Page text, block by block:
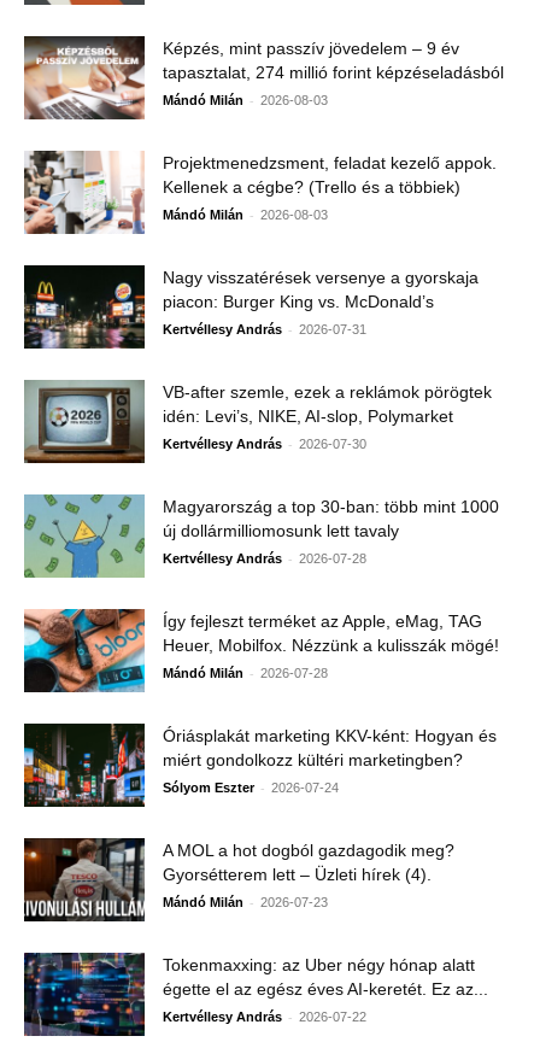
Képzés, mint passzív jövedelem – 9 év
tapasztalat, 274 millió forint képzéseladásból
Mándó Milán - 2026-08-03
Projektmenedzsment, feladat kezelő appok.
Kellenek a cégbe? (Trello és a többiek)
Mándó Milán - 2026-08-03
Nagy visszatérések versenye a gyorskaja
piacon: Burger King vs. McDonald’s
Kertvéllesy András - 2026-07-31
VB-after szemle, ezek a reklámok pörögtek
idén: Levi’s, NIKE, AI-slop, Polymarket
Kertvéllesy András - 2026-07-30
Magyarország a top 30-ban: több mint 1000
új dollármilliomosunk lett tavaly
Kertvéllesy András - 2026-07-28
Így fejleszt terméket az Apple, eMag, TAG
Heuer, Mobilfox. Nézzünk a kulisszák mögé!
Mándó Milán - 2026-07-28
Óriásplakát marketing KKV-ként: Hogyan és
miért gondolkozz kültéri marketingben?
Sólyom Eszter - 2026-07-24
A MOL a hot dogból gazdagodik meg?
Gyorsétterem lett – Üzleti hírek (4).
Mándó Milán - 2026-07-23
Tokenmaxxing: az Uber négy hónap alatt
égette el az egész éves AI-keretét. Ez az...
Kertvéllesy András - 2026-07-22